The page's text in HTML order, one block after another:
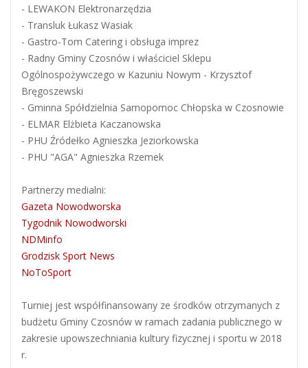
- LEWAKON Elektronarzędzia
- Transluk Łukasz Wasiak
- Gastro-Tom Catering i obsługa imprez
- Radny Gminy Czosnów i właściciel Sklepu
Ogólnospożywczego w Kazuniu Nowym - Krzysztof
Bręgoszewski
- Gminna Spółdzielnia Samopomoc Chłopska w Czosnowie
- ELMAR Elżbieta Kaczanowska
- PHU Źródełko Agnieszka Jeziorkowska
- PHU "AGA" Agnieszka Rzemek
Partnerzy medialni:
Gazeta Nowodworska
Tygodnik Nowodworski
NDMinfo
Grodzisk Sport News
NoToSport
Turniej jest współfinansowany ze środków otrzymanych z
budżetu Gminy Czosnów w ramach zadania publicznego w
zakresie upowszechniania kultury fizycznej i sportu w 2018
r.